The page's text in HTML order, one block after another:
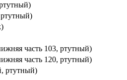
часть 103, ртутный)
часть 120, ртутный)
ртутный)